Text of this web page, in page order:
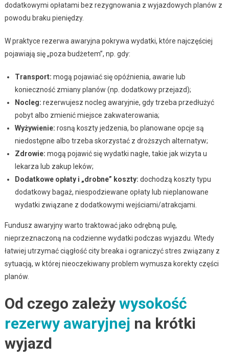
dodatkowymi opłatami bez rezygnowania z wyjazdowych planów z
powodu braku pieniędzy.
W praktyce rezerwa awaryjna pokrywa wydatki, które najczęściej
pojawiają się „poza budżetem”, np. gdy:
Transport: mogą pojawiać się opóźnienia, awarie lub
konieczność zmiany planów (np. dodatkowy przejazd);
Nocleg: rezerwujesz nocleg awaryjnie, gdy trzeba przedłużyć
pobyt albo zmienić miejsce zakwaterowania;
Wyżywienie: rosną koszty jedzenia, bo planowane opcje są
niedostępne albo trzeba skorzystać z droższych alternatyw;
Zdrowie: mogą pojawić się wydatki nagłe, takie jak wizyta u
lekarza lub zakup leków;
Dodatkowe opłaty i „drobne” koszty: dochodzą koszty typu
dodatkowy bagaż, niespodziewane opłaty lub nieplanowane
wydatki związane z dodatkowymi wejściami/atrakcjami.
Fundusz awaryjny warto traktować jako odrębną pulę,
nieprzeznaczoną na codzienne wydatki podczas wyjazdu. Wtedy
łatwiej utrzymać ciągłość city breaka i ograniczyć stres związany z
sytuacją, w której nieoczekiwany problem wymusza korekty części
planów.
Od czego zależywysokość
rezerwy awaryjnej na krótki
wyjazd